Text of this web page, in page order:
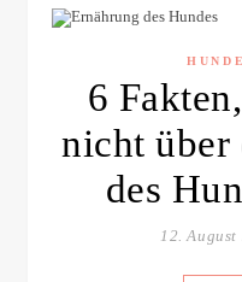
6
nicht über
des
12. August